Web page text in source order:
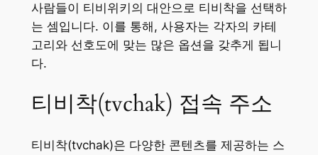
사람들이 티비위키의 대안으로 티비착을 선택하
는 셈입니다. 이를 통해, 사용자는 각자의 카테
고리와 선호도에 맞는 많은 옵션을 갖추게 됩니
다.
티비착(tvchak) 접속 주소
티비착(tvchak)은 다양한 콘텐츠를 제공하는 스